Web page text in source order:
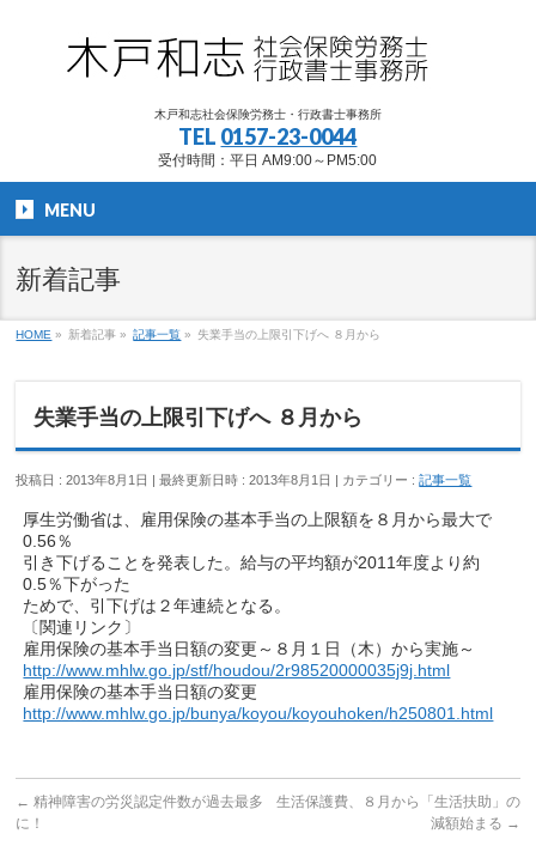
木戸和志社会保険労務士・行政書士事務所
TEL 0157-23-0044
受付時間：平日 AM9:00～PM5:00
MENU
新着記事
HOME » 新着記事 » 記事一覧 » 失業手当の上限引下げへ ８月から
失業手当の上限引下げへ ８月から
投稿日 : 2013年8月1日 最終更新日時 : 2013年8月1日 カテゴリー :記事一覧
厚生労働省は、雇用保険の基本手当の上限額を８月から最大で
0.56％
引き下げることを発表した。給与の平均額が2011年度より約
0.5％下がった
ためで、引下げは２年連続となる。
〔関連リンク〕
雇用保険の基本手当日額の変更～８月１日（木）から実施～
http://www.mhlw.go.jp/stf/houdou/2r98520000035j9j.html
雇用保険の基本手当日額の変更
http://www.mhlw.go.jp/bunya/koyou/koyouhoken/h250801.html
← 精神障害の労災認定件数が過去最多
に！
生活保護費、８月から「生活扶助」の
減額始まる →